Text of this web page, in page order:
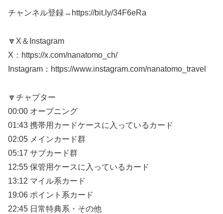
チャンネル登録→https://bit.ly/34F6eRa
🔽X＆Instagram
X：https://x.com/nanatomo_ch/
Instagram：https://www.instagram.com/nanatomo_travel
🔽チャプター
00:00 オープニング
01:43 携帯用カードケースに入っているカード
02:05 メインカード群
05:17 サブカード群
12:55 保管用ケースに入っているカード
13:12 マイル系カード
19:06 ポイント系カード
22:45 日常特典系・その他